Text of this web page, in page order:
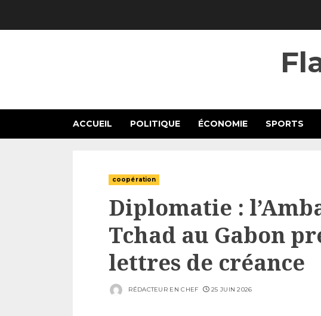
ACCUEIL POLITIQUE ÉCONOMIE SPORTS
coopération
Diplomatie :
Tchad au Gabon
lettres de créance
RÉDACTEUR EN CHEF 25 JUIN 2026